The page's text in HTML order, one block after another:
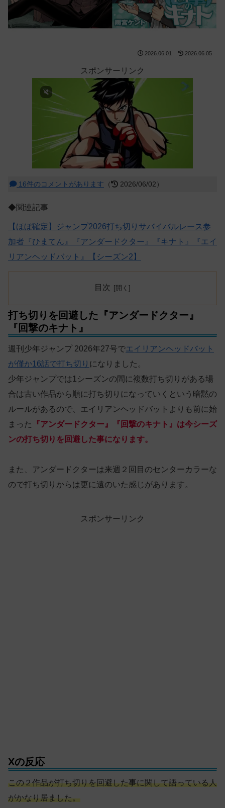
2026.06.01 2026.06.05
スポンサーリンク
16件のコメントがあります （ 2026/06/02）
◆関連記事
【ほぼ確定】ジャンプ2026打ち切りサバイバルレース参
加者『ひまてん』『アンダードクター』『キナト』『エイ
リアンヘッドバット』【シーズン2】
目次
打ち切りを回避した『アンダードクター』
『回撃のキナト』
週刊少年ジャンプ 2026年27号でエイリアンヘッドバット
が僅か16話で打ち切り になりました。
少年ジャンプでは1シーズンの間に複数打ち切りがある場
合は古い作品から順に打ち切りになっていくという暗黙の
ルールがあるので、エイリアンヘッドバットよりも前に始
まった
『アンダードクター』『回撃のキナト』は今シーズ
ンの打ち切りを回避した事になります。
また、アンダードクターは来週２回目のセンターカラーな
ので打ち切りからは更に遠のいた感じがあります。
スポンサーリンク
Xの反応
この２作品が打ち切りを回避した事に関して語っている人
がかなり居ました。